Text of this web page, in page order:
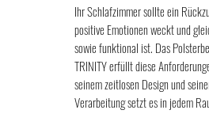
Ihr Schlafzimmer sollte ein
positive Emotionen weckt und
sowie funktional ist. Das
TRINITY erfüllt diese
seinem zeitlosen Design und
Verarbeitung setzt es in jedem